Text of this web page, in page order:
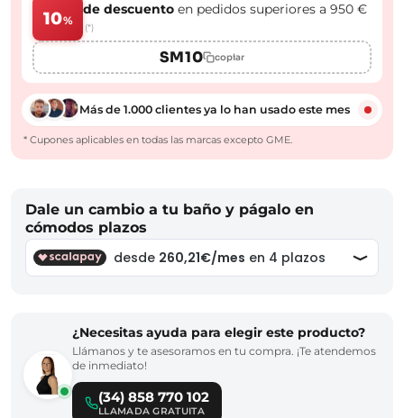
10%
de descuento en pedidos superiores a 950 €
(*)
SM10 copiar
Más de 1.000 clientes ya lo han usado este mes
* Cupones aplicables en todas las marcas excepto GME.
Dale un cambio a tu baño y págalo en
cómodos plazos
¿Necesitas ayuda para elegir este producto?
Llámanos y te asesoramos en tu compra. ¡Te atendemos
de inmediato!
(34) 858 770 102
LLAMADA GRATUITA